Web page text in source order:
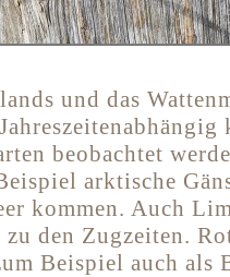
und das
beobachtet
arktische
kommen. Auch
den Zugzeiten.
Beispiel auch als